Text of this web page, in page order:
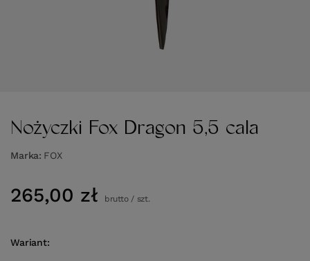
Nożyczki Fox Dragon 5,5 cala
Marka FOX
Wariant
265,00 zł brutto/ szt.